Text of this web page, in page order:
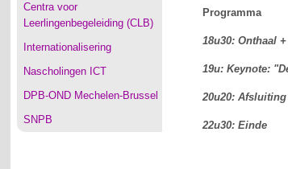
Centra voor
Leerlingenbegeleiding (CLB)
Internationalisering
Nascholingen ICT
DPB-OND Mechelen-Brussel
SNPB
Programma
18u30: Onthaal
19u: Keynote:
20u20:
22u30: Einde